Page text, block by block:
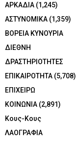
ΑΡΚΑΔΙΑ (1,245)
ΑΣΤΥΝΟΜΙΚΑ (1,359)
ΒΟΡΕΙΑ ΚΥΝΟΥΡΙΑ
ΔΙΕΘΝΗ
ΔΡΑΣΤΗΡΙΟΤΗΤΕΣ
ΕΠΙΚΑΙΡΟΤΗΤΑ (5,708)
ΕΠΙΧΕΙΡΩ
ΚΟΙΝΩΝΙΑ (2,891)
Κους-Κους
ΛΑΟΓΡΑΦΙΑ